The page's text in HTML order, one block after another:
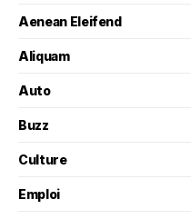
Aenean Eleifend
Aliquam
Auto
Buzz
Culture
Emploi